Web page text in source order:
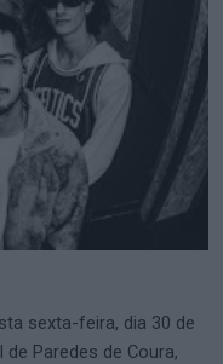
sexta-feira, dia 30 de
Paredes de Coura,